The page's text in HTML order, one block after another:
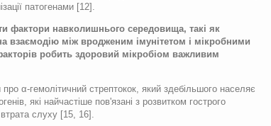
патогенами [12].
фактори навколишнього середовища, такі як
між вродженим імунітетом і мікробними
робить здоровий мікробіом важливим
α-гемолітичний стрептокок, який здебільшого населяє
які найчастіше пов'язані з розвитком гострого
слуху [15, 16].